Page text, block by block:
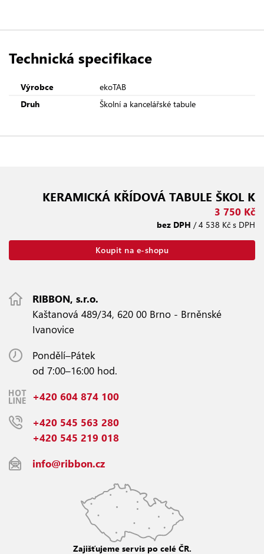
Technická specifikace
Výrobce
ekoTAB
Druh
Školní a kancelářské tabule
KERAMICKÁ KŘÍDOVÁ TABULE ŠKOL K
3 750 Kč
bez DPH / 4 538 Kč s DPH
Koupit na e-shopu
RIBBON, s.r.o.
Kaštanová 489/34, 620 00 Brno - Brněnské
Ivanovice
Pondělí–Pátek
od 7:00–16:00 hod.
+420 604 874 100
+420 545 563 280
+420 545 219 018
info@ribbon.cz
Zajišťujeme servis po celé ČR.